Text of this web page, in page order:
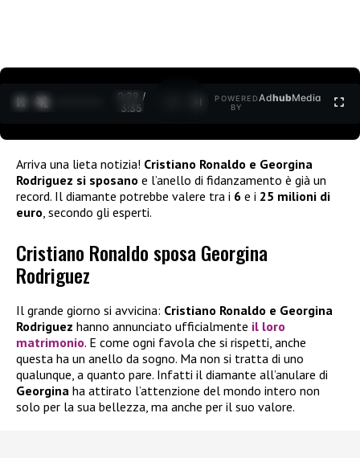
0:30 /
3:35
POWERED
BY
AdhubMedia
Arriva una lieta notizia! Cristiano Ronaldo e Georgina
Rodriguez si sposano e l’anello di fidanzamento è già un
record. Il diamante potrebbe valere tra i 6 e i 25 milioni di
euro , secondo gli esperti.
Cristiano Ronaldo sposa Georgina
Rodriguez
Il grande giorno si avvicina: Cristiano Ronaldo e Georgina
Rodriguez hanno annunciato ufficialmente il loro
matrimonio. E come ogni favola che si rispetti, anche
questa ha un anello da sogno. Ma non si tratta di uno
qualunque, a quanto pare. Infatti il diamante all’anulare di
Georgina ha attirato l’attenzione del mondo intero non
solo per la sua bellezza, ma anche per il suo valore.